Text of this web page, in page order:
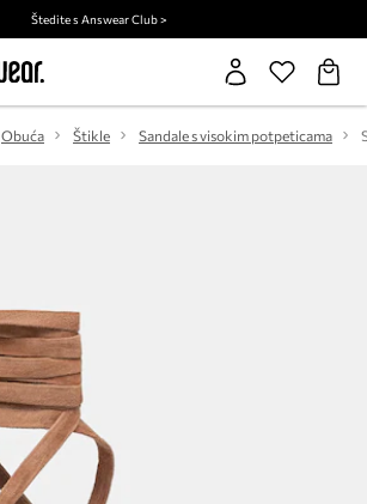
Štedite s Answear Club >
Obuća Štikle Sandale s visokim potpeticama